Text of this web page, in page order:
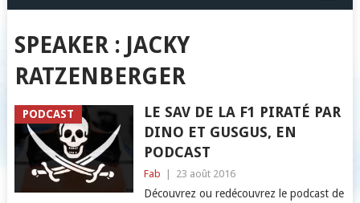
SPEAKER : JACKY
RATZENBERGER
PODCAST
LE SAV DE LA F1 PIRATÉ PAR
DINO ET GUSGUS, EN
PODCAST
Fab 23 août 2016
Découvrez ou redécouvrez le podcast de